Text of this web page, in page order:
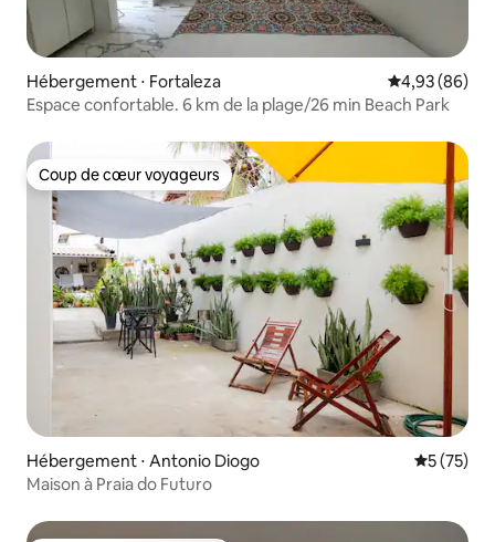
Hébergement ⋅ Fortaleza Évaluation
4,93 (86)
Espace confortable. 6 km de la plage/26 min Beach Park
Coup de cœur voyageurs
Coup de cœur voyageurs
Hébergement ⋅ Antonio Diogo
5 (75)
Maison à Praia do Futuro